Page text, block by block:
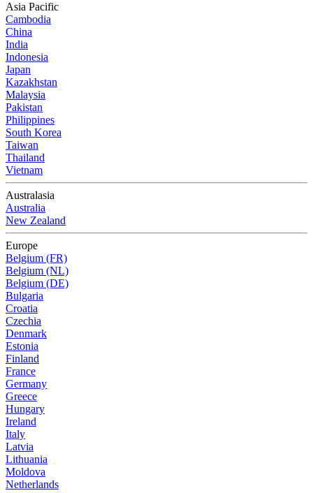
Asia Pacific
Cambodia
China
India
Indonesia
Japan
Kazakhstan
Malaysia
Pakistan
Philippines
South Korea
Taiwan
Thailand
Vietnam
Australasia
Australia
New Zealand
Europe
Belgium (FR)
Belgium (NL)
Belgium (DE)
Bulgaria
Croatia
Czechia
Denmark
Estonia
Finland
France
Germany
Greece
Hungary
Ireland
Italy
Latvia
Lithuania
Moldova
Netherlands